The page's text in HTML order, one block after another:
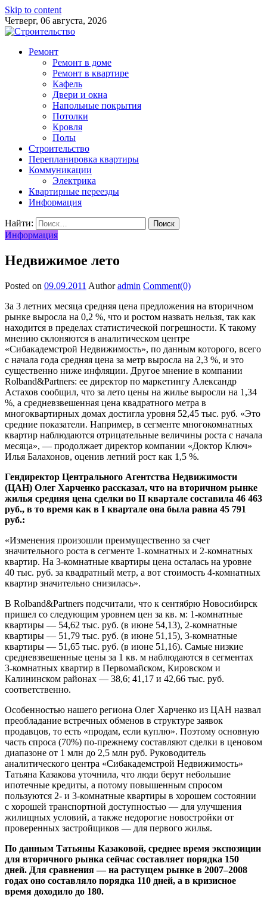
Skip to content
Четверг, 06 августа, 2026
Ремонт
Ремонт в доме
Ремонт в квартире
Кафель
Двери и окна
Напольные покрытия
Потолки
Кровля
Полы
Строительство
Перепланировка квартиры
Коммуникации
Электрика
Квартирные переезды
Информация
Найти:
Информация
Недвижимое лето
Posted on 09.09.2011 Author admin Comment(0)
За 3 летних месяца средняя цена предложения на вторичном
рынке выросла на 0,2 %, что и ростом назвать нельзя, так как
находится в пределах статистической погрешности. К такому
мнению склоняются в аналитическом центре
«Сибакадемстрой Недвижимость», по данным которого, всего
с начала года средняя цена за метр выросла на 2,3 %, и это
существенно ниже инфляции. Другое мнение в компании
Rolband&Partners: ее директор по маркетингу Александр
Астахов сообщил, что за лето цены на жилье выросли на 1,34
%, а средневзвешенная цена квадратного метра в
многоквартирных домах достигла уровня 52,45 тыс. руб. «Это
средние показатели. Например, в сегменте многокомнатных
квартир наблюдаются отрицательные величины роста с начала
месяца», — продолжает директор компании «Доктор Ключ»
Илья Балахонов, оценив летний рост как 1,5 %.
Гендиректор Центрального Агентства Недвижимости
(ЦАН) Олег Харченко рассказал, что на вторичном рынке
жилья средняя цена сделки во II квартале составила 46 463
руб., в то время как в I квартале она была равна 45 791
руб.:
«Изменения произошли преимущественно за счет
значительного роста в сегменте 1-комнатных и 2-комнатных
квартир. На 3-комнатные квартиры цена осталась на уровне
40 тыс. руб. за квадратный метр, а вот стоимость 4-комнатных
квартир значительно снизилась».
В Rolband&Partners подсчитали, что к сентябрю Новосибирск
пришел со следующим уровнем цен за кв. м: 1-комнатные
квартиры — 54,62 тыс. руб. (в июне 54,13), 2-комнатные
квартиры — 51,79 тыс. руб. (в июне 51,15), 3-комнатные
квартиры — 51,65 тыс. руб. (в июне 51,16). Самые низкие
средневзвешенные цены за 1 кв. м наблюдаются в сегментах
3-комнатных квартир в Первомайском, Кировском и
Калининском районах — 38,6; 41,17 и 42,66 тыс. руб.
соответственно.
Особенностью нашего региона Олег Харченко из ЦАН назвал
преобладание встречных обменов в структуре заявок
продавцов, то есть «продам, если куплю». Поэтому основную
часть спроса (70%) по-прежнему составляют сделки в ценовом
диапазоне от 1 млн до 2,5 млн руб. Руководитель
аналитического центра «Сибакадемстрой Недвижимость»
Татьяна Казакова уточнила, что люди берут небольшие
ипотечные кредиты, а потому повышенным спросом
пользуются 2- и 3-комнатные квартиры в хорошем состоянии
с хорошей транспортной доступностью — для улучшения
жилищных условий, а также недорогие новостройки от
проверенных застройщиков — для первого жилья.
По данным Татьяны Казаковой, среднее время экспозиции
для вторичного рынка сейчас составляет порядка 150
дней. Для сравнения — на растущем рынке в 2007–2008
годах оно составляло порядка 110 дней, а в кризисное
время доходило до 180.